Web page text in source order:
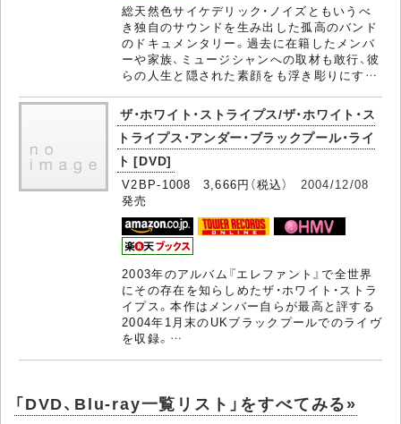
総天然色サイケデリック・ノイズともいうべ
き独自のサウンドを生み出した孤高のバンド
のドキュメンタリー。過去に在籍したメンバ
ーや家族、ミュージシャンへの取材も敢行、彼
らの人生と隠された素顔をも浮き彫りにす…
ザ・ホワイト・ストライプス/ザ・ホワイト・ス
トライプス・アンダー・ブラックプール・ライ
ト [DVD]
V2BP-1008 3,666円（税込） 2004/12/08
発売
2003年のアルバム『エレファント』で全世界
にその存在を知らしめたザ・ホワイト・ストラ
イプス。本作はメンバー自らが最高と評する
2004年1月末のUKブラックプールでのライヴ
を収録。…
「DVD、Blu-ray一覧リスト」をすべてみる»